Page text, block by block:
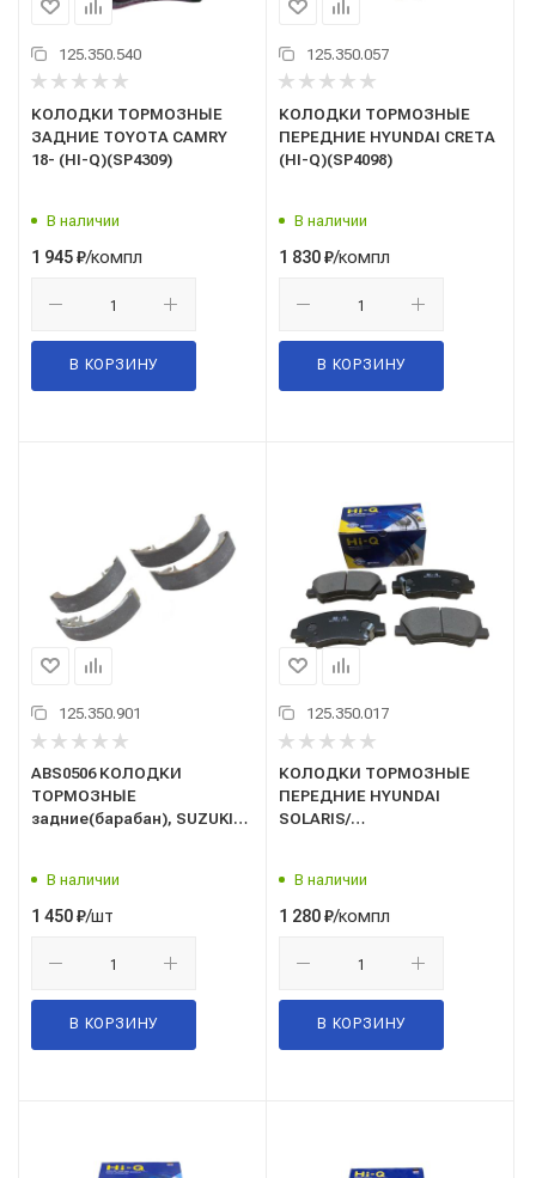
125.350.540
КОЛОДКИ ТОРМОЗНЫЕ
ЗАДНИЕ TOYOTA CAMRY
18- (HI-Q)(SP4309)
В наличии
1 945₽/компл
В КОРЗИНУ
125.350.057
КОЛОДКИ ТОРМОЗНЫЕ
ПЕРЕДНИЕ HYUNDAI CRETA
(HI-Q)(SP4098)
В наличии
1 830₽/компл
В КОРЗИНУ
125.350.901
ABS0506 КОЛОДКИ
ТОРМОЗНЫЕ
задние(барабан), SUZUKI
В наличии
1 450₽/шт
В КОРЗИНУ
125.350.017
КОЛОДКИ ТОРМОЗНЫЕ
ПЕРЕДНИЕ HYUNDAI
SOLARIS/
В наличии
1 280₽/компл
В КОРЗИНУ